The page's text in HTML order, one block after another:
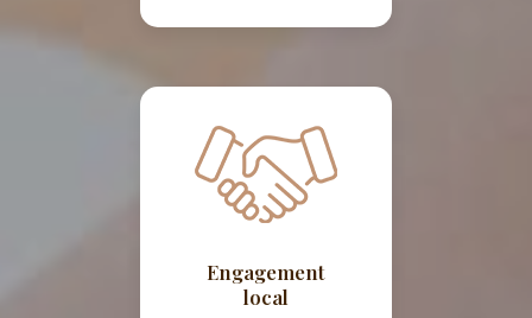
Engagement
local